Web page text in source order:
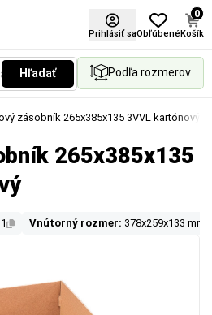
Prihlásiť saObľúbené
0
Košík
Hľadať Podľa rozmerov
zásobník 265x385x135 3VVL kartónový
265x385x135
Vnútorný rozmer: 378x259x133 mm